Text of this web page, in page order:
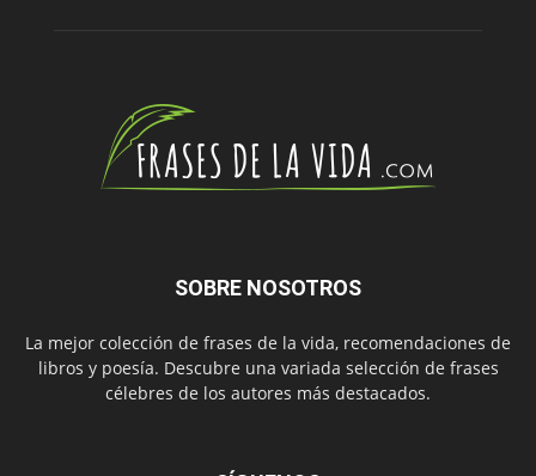
SOBRE NOSOTROS
La mejor colección de frases de la vida, recomendaciones de
libros y poesía. Descubre una variada selección de frases
célebres de los autores más destacados.